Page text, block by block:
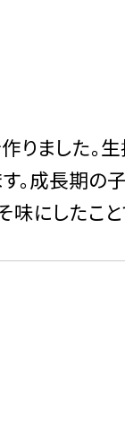
ました。
。成長期の
味にしたこ